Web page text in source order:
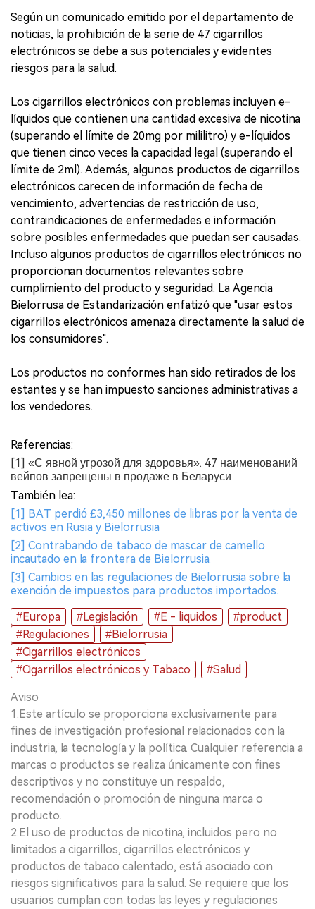
Según un comunicado emitido por el departamento de
noticias, la prohibición de la serie de 47 cigarrillos
electrónicos se debe a sus potenciales y evidentes
riesgos para la salud.
Los cigarrillos electrónicos con problemas incluyen e-
líquidos que contienen una cantidad excesiva de nicotina
(superando el límite de 20mg por mililitro) y e-líquidos
que tienen cinco veces la capacidad legal (superando el
límite de 2ml). Además, algunos productos de cigarrillos
electrónicos carecen de información de fecha de
vencimiento, advertencias de restricción de uso,
contraindicaciones de enfermedades e información
sobre posibles enfermedades que puedan ser causadas.
Incluso algunos productos de cigarrillos electrónicos no
proporcionan documentos relevantes sobre
cumplimiento del producto y seguridad. La Agencia
Bielorrusa de Estandarización enfatizó que "usar estos
cigarrillos electrónicos amenaza directamente la salud de
los consumidores".
Los productos no conformes han sido retirados de los
estantes y se han impuesto sanciones administrativas a
los vendedores.
Referencias:
[1] «С явной угрозой для здоровья». 47 наименований
вейпов запрещены в продаже в Беларуси
También lea:
[1] BAT perdió £3,450 millones de libras por la venta de
activos en Rusia y Bielorrusia
[2] Contrabando de tabaco de mascar de camello
incautado en la frontera de Bielorrusia.
[3] Cambios en las regulaciones de Bielorrusia sobre la
exención de impuestos para productos importados.
#Europa
#Legislación #E - liquidos
#product
#Regulaciones
#Bielorrusia
#Cigarrillos electrónicos
#Cigarrillos electrónicos y Tabaco
#Salud
Aviso
1.Este artículo se proporciona exclusivamente para
fines de investigación profesional relacionados con la
industria, la tecnología y la política. Cualquier referencia a
marcas o productos se realiza únicamente con fines
descriptivos y no constituye un respaldo,
recomendación o promoción de ninguna marca o
producto.
2.El uso de productos de nicotina, incluidos pero no
limitados a cigarrillos, cigarrillos electrónicos y
productos de tabaco calentado, está asociado con
riesgos significativos para la salud. Se requiere que los
usuarios cumplan con todas las leyes y regulaciones